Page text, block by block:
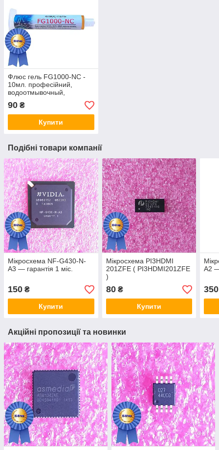
Флюс гель FG1000-NC -
10мл. професійний,
водоотмывочный,
водосмываемый
90 ₴
Купити
Подібні товари компанії
Мікросхема NF-G430-N-
A3 — гарантія 1 міс.
150 ₴
Купити
Мікросхема PI3HDMI
201ZFE ( PI3HDMI201ZFE
)
80₴
Купити
A2 —
350
Акційні пропозиції та новинки